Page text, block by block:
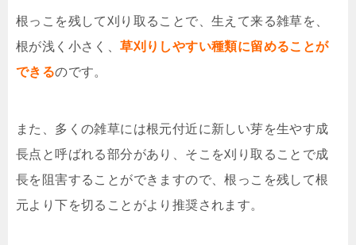
根っこを残して刈り取ることで、生えて来る雑草を、
根が浅く小さく、草刈りしやすい種類に留めることが
できるのです。
また、多くの雑草には根元付近に新しい芽を生やす成
長点と呼ばれる部分があり、そこを刈り取ることで成
長を阻害することができますので、根っこを残して根
元より下を切ることがより推奨されます。